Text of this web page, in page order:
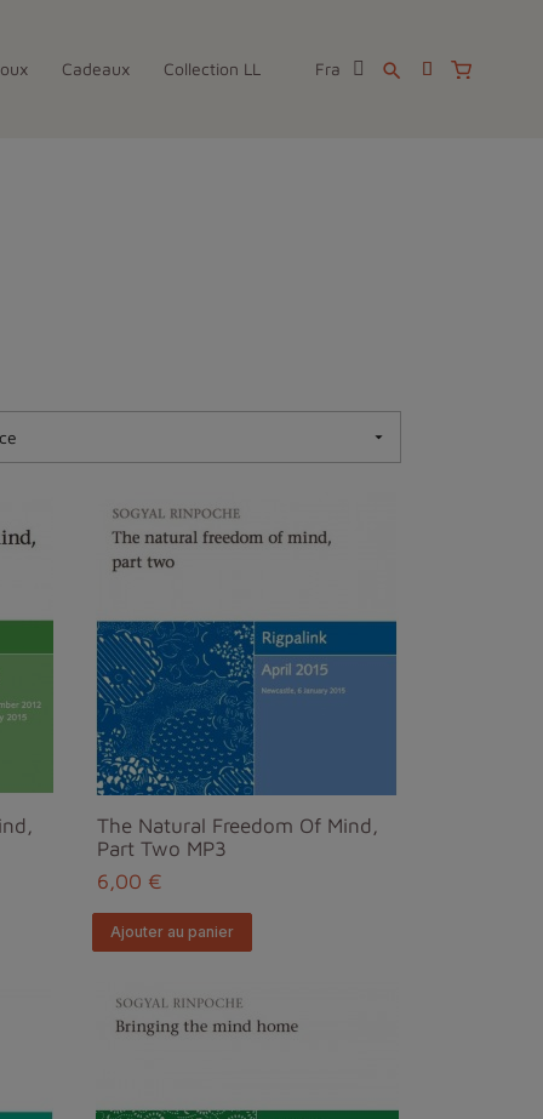
Cadeaux Collection LL Fra search

The Natural Freedom Of Mind,
Part Two MP3
6,00 €
Ajouter au panier